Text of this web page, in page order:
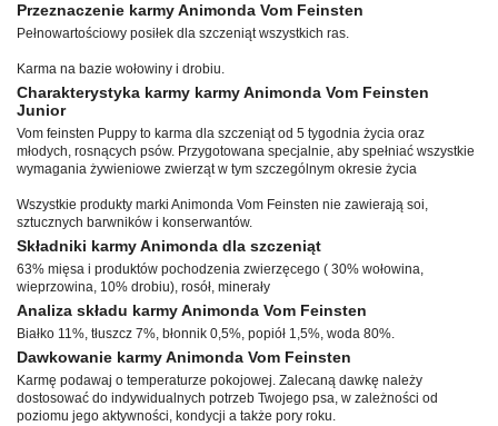
Przeznaczenie karmy Animonda Vom Feinsten
Pełnowartościowy posiłek dla szczeniąt wszystkich ras.
Karma na bazie wołowiny i drobiu.
Charakterystyka karmy karmy Animonda Vom Feinsten
Junior
Vom feinsten Puppy to karma dla szczeniąt od 5 tygodnia życia oraz
młodych, rosnących psów. Przygotowana specjalnie, aby spełniać wszystkie
wymagania żywieniowe zwierząt w tym szczególnym okresie życia
Wszystkie produkty marki Animonda Vom Feinsten nie zawierają soi,
sztucznych barwników i konserwantów.
Składniki karmy Animonda dla szczeniąt
63% mięsa i produktów pochodzenia zwierzęcego ( 30% wołowina,
wieprzowina, 10% drobiu), rosół, minerały
Analiza składu karmy Animonda Vom Feinsten
Białko 11%, tłuszcz 7%, błonnik 0,5%, popiół 1,5%, woda 80%.
Dawkowanie karmy Animonda Vom Feinsten
Karmę podawaj o temperaturze pokojowej. Zalecaną dawkę należy
dostosować do indywidualnych potrzeb Twojego psa, w zależności od
poziomu jego aktywności, kondycji a także pory roku.